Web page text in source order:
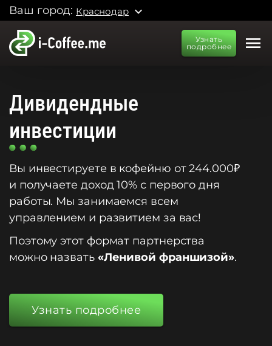
Ваш город: Краснодар expand_more
Узнать
подробнее
menu
Дивидендные
инвестиции
Вы инвестируете в кофейню от 244.000₽
и получаете доход 10% с первого дня
работы. Мы занимаемся всем
управлением и развитием за вас!
Поэтому этот формат партнерства
можно назвать «Ленивой франшизой».
Узнать подробнее